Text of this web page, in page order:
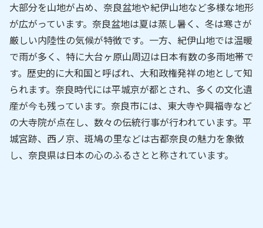
大部分を山地が占め、奈良盆地や紀伊山地など多様な地形
が広がっています。奈良盆地は夏は蒸し暑く、冬は寒さが
厳しい内陸性の気候が特徴です。一方、紀伊山地では温暖
で雨が多く、特に大台ヶ原山周辺は日本有数の多雨地帯で
す。歴史的に大和国と呼ばれ、大和政権発祥の地として知
られます。奈良時代には平城京が都とされ、多くの文化遺
産が今も残っています。奈良市には、東大寺や興福寺など
の大寺院が点在し、数々の伝統行事が行われています。平
城宮跡、西ノ京、斑鳩の里などは古都奈良の魅力を象徴
し、奈良県は日本の心のふるさとと称されています。